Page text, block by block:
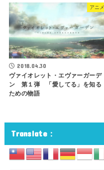
アニメ
2018.04.30
ヴァイオレット・エヴァーガーデ
ン 第１弾 「愛してる」を知る
ための物語
Translate：